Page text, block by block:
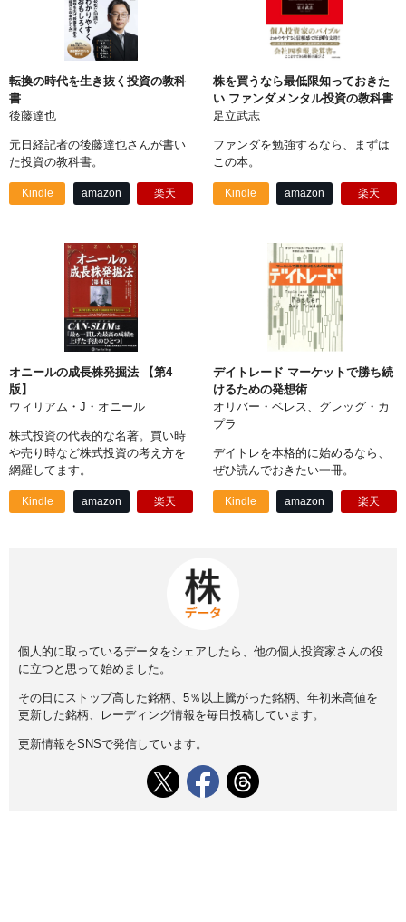
転換の時代を生き抜く投資の教科
書
後藤達也
元日経記者の後藤達也さんが書い
た投資の教科書。
Kindle amazon 楽天
株を買うなら最低限知っておきた
い ファンダメンタル投資の教科書
足立武志
ファンダを勉強するなら、まずは
この本。
Kindle amazon 楽天
オニールの成長株発掘法 【第4
版】
ウィリアム・J・オニール
株式投資の代表的な名著。買い時
や売り時など株式投資の考え方を
網羅してます。
Kindle amazon 楽天
デイトレード マーケットで勝ち続
けるための発想術
オリバー・ベレス、グレッグ・カ
プラ
デイトレを本格的に始めるなら、
ぜひ読んでおきたい一冊。
Kindle amazon 楽天
個人的に取っているデータをシェアしたら、他の個人投資家さんの役
に立つと思って始めました。
その日にストップ高した銘柄、5％以上騰がった銘柄、年初来高値を
更新した銘柄、レーディング情報を毎日投稿しています。
更新情報をSNSで発信しています。